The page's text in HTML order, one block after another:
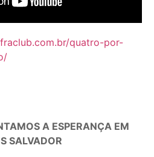
quatro-por-
A ESPERANÇA EM
SALVADOR